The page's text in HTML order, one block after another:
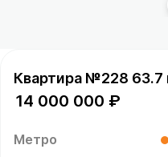
Квартира №228 63.7
14 000 000 ₽
Метро